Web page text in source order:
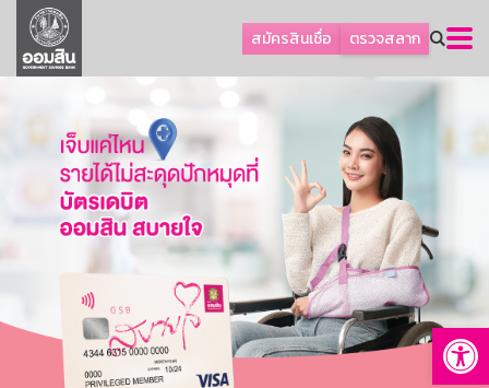
สมัครสินเชื่อ ตรวจสลาก
ลูกค้าธุรกิจ
ลูกค้าผู้ประกอบรายย่อย
ออมเพื่อสุข
เกี่ยวกับธนาคาร
การพัฒนาที่ยั่งยืน
ข่าวสาร
บริการทางการเงิน
อื่นๆ
ติดต่อเรา